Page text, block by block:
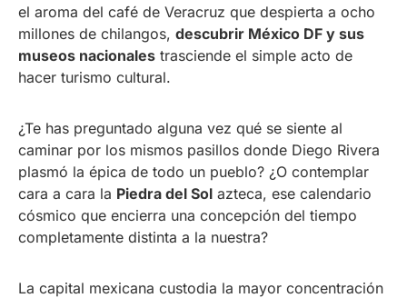
el aroma del café de Veracruz que despierta a ocho
millones de chilangos, descubrir México DF y sus
museos nacionales trasciende el simple acto de
hacer turismo cultural.
¿Te has preguntado alguna vez qué se siente al
caminar por los mismos pasillos donde Diego Rivera
plasmó la épica de todo un pueblo? ¿O contemplar
cara a cara la Piedra del Sol azteca, ese calendario
cósmico que encierra una concepción del tiempo
completamente distinta a la nuestra?
La capital mexicana custodia la mayor concentración